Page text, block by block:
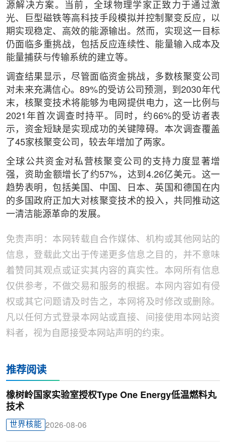
源解决方案。当前，全球物理学家正致力于通过激
光、巨型磁铁等高科技手段模拟并控制聚变反应，以
期实现稳定、高效的能源输出。然而，实现这一目标
仍面临多重挑战，包括反应连续性、能量输入成本及
能量捕获与传输系统的建立等。
调查结果显示，尽管面临资金挑战，多数核聚变公司
对未来充满信心。89%的受访公司预测，到2030年代
末，核聚变技术将能够为电网提供电力，这一比例与
2021年首次调查时持平。同时，约66%的受访者表
示，资金短缺是实现成功的关键障碍。本次调查覆盖
了45家核聚变公司，较去年增加了两家。
全球公共资金对私营核聚变公司的支持力度显著增
强，资助金额增长了约57%，达到4.26亿美元。这一
趋势表明，包括美国、中国、日本、英国和德国在内
的多国政府正加大对核聚变技术的投入，共同推动这
一清洁能源革命的发展。
免责声明：本网转载自合作媒体、机构或其他网站的
信息，登载此文出于传递更多信息之目的，并不意味
着赞同其观点或证实其内容的真实性。本网所有信息
仅供参考，不做交易和服务的根据。本网内容如有侵
权或其它问题请及时告之，本网将及时修改或删除。
凡以任何方式登录本网站或直接、间接使用本网站资
料者，视为自愿接受本网站声明的约束。
推荐阅读
橡树岭国家实验室授权Type One Energy低温燃料丸
技术
世界核能 2026-08-06